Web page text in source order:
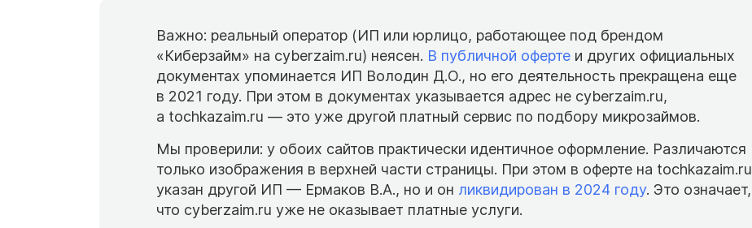
Важно: реальный оператор (ИП или юрлицо, работающее под брендом
«Киберзайм» на cyberzaim.ru) неясен. В публичной оферте и других официальных
документах упоминается ИП Володин Д.О., но его деятельность прекращена еще
в 2021 году. При этом в документах указывается адрес не cyberzaim.ru,
а tochkazaim.ru — это уже другой платный сервис по подбору микрозаймов.
Мы проверили: у обоих сайтов практически идентичное оформление. Различаются
только изображения в верхней части страницы. При этом в оферте на tochkazaim.ru
указан другой ИП — Ермаков В.А., но и он ликвидирован в 2024 году. Это означает,
что cyberzaim.ru уже не оказывает платные услуги.